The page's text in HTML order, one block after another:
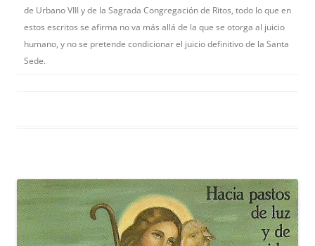
de Urbano VIII y de la Sagrada Congregación de Ritos, todo lo que en
estos escritos se afirma no va más allá de la que se otorga al juicio
humano, y no se pretende condicionar el juicio definitivo de la Santa
Sede.